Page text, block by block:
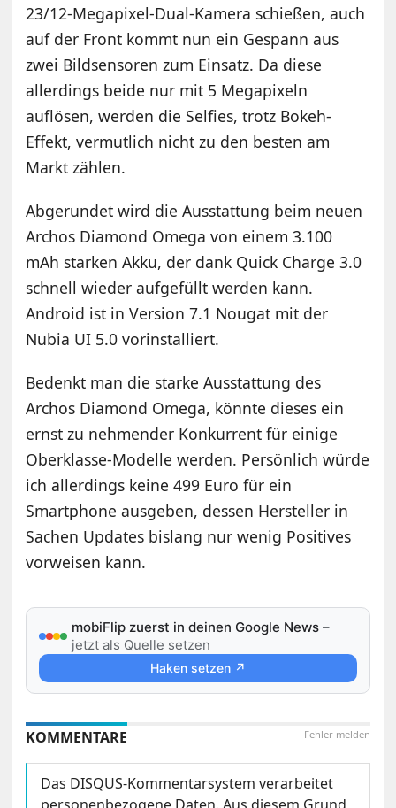
23/12-Megapixel-Dual-Kamera schießen, auch
auf der Front kommt nun ein Gespann aus
zwei Bildsensoren zum Einsatz. Da diese
allerdings beide nur mit 5 Megapixeln
auflösen, werden die Selfies, trotz Bokeh-
Effekt, vermutlich nicht zu den besten am
Markt zählen.
Abgerundet wird die Ausstattung beim neuen
Archos Diamond Omega von einem 3.100
mAh starken Akku, der dank Quick Charge 3.0
schnell wieder aufgefüllt werden kann.
Android ist in Version 7.1 Nougat mit der
Nubia UI 5.0 vorinstalliert.
Bedenkt man die starke Ausstattung des
Archos Diamond Omega, könnte dieses ein
ernst zu nehmender Konkurrent für einige
Oberklasse-Modelle werden. Persönlich würde
ich allerdings keine 499 Euro für ein
Smartphone ausgeben, dessen Hersteller in
Sachen Updates bislang nur wenig Positives
vorweisen kann.
mobiFlip zuerst in deinen Google News –
jetzt als Quelle setzen
Haken setzen ↗
Fehler melden
KOMMENTARE
Das DISQUS-Kommentarsystem verarbeitet